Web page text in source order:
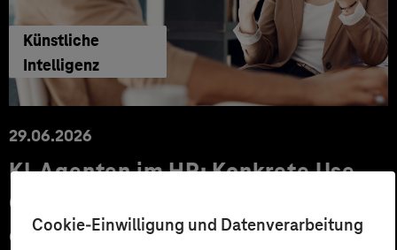
Cookie-Einwilligung und Datenverarbeitung
Künstliche
Intelligenz
29.06.2026
KI‑Agenten im HR: Konkrete Use
Cases, KPIs und Governance
entlang der Employee Journey